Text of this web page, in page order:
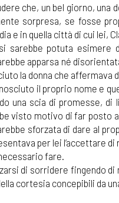
che, un bel giorno, una
sorpresa, se fosse
e in quella città di cui lei,
sarebbe potuta esimere
apparsa né
la donna che affermava
il proprio nome e
una scia di promesse,
visto motivo di far posto
sforzata di dare al
per lei l’accettare
fare.
di sorridere fingendo
cortesia concepibili da